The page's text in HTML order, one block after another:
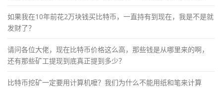
如果我在10年前花2万块钱买比特币，一直持有到现在，我是不是就
发财了？
请问各位大佬，现在比特币价格这么高，那些钱是从哪里来的啊，
还有那些矿工提现到底真正提到多少？
比特币挖矿一定要用计算机嚒？我们为什么不能用纸和笔来计算